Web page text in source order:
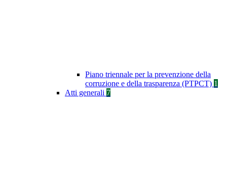
Piano triennale per la prevenzione della
corruzione e della trasparenza (PTPCT) 1
Atti generali 7